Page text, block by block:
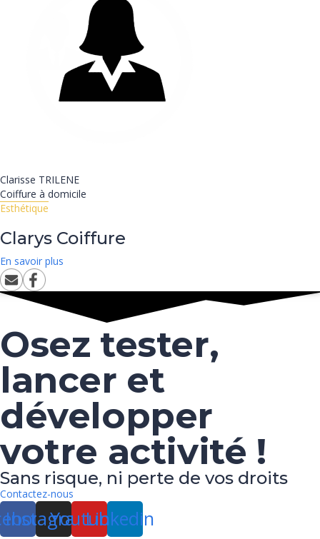
Clarisse TRILENE
Coiffure à domicile
Esthétique
Clarys Coiffure
En savoir plus
Osez tester,
lancer et
développer
votre activité !
Sans risque, ni perte de vos droits
Contactez-nous
Instagram
YoutubeLinkedin